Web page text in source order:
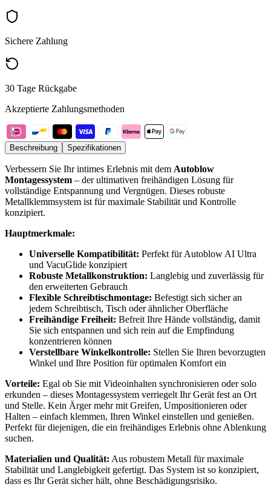
Sichere Zahlung
30 Tage Rückgabe
Akzeptierte Zahlungsmethoden
Beschreibung Spezifikationen
Verbessern Sie Ihr intimes Erlebnis mit dem Autoblow
Montagessystem – der ultimativen freihändigen Lösung für
vollständige Entspannung und Vergnügen. Dieses robuste
Metallklemmsystem ist für maximale Stabilität und Kontrolle
konzipiert.
Hauptmerkmale:
Universelle Kompatibilität: Perfekt für Autoblow AI Ultra
und VacuGlide konzipiert
Robuste Metallkonstruktion: Langlebig und zuverlässig für
den erweiterten Gebrauch
Flexible Schreibtischmontage: Befestigt sich sicher an
jedem Schreibtisch, Tisch oder ähnlicher Oberfläche
Freihändige Freiheit: Befreit Ihre Hände vollständig, damit
Sie sich entspannen und sich rein auf die Empfindung
konzentrieren können
Verstellbare Winkelkontrolle: Stellen Sie Ihren bevorzugten
Winkel und Ihre Position für optimalen Komfort ein
Vorteile: Egal ob Sie mit Videoinhalten synchronisieren oder solo
erkunden – dieses Montagessystem verriegelt Ihr Gerät fest an Ort
und Stelle. Kein Ärger mehr mit Greifen, Umpositionieren oder
Halten – einfach klemmen, Ihren Winkel einstellen und genießen.
Perfekt für diejenigen, die ein freihändiges Erlebnis ohne Ablenkung
suchen.
Materialien und Qualität: Aus robustem Metall für maximale
Stabilität und Langlebigkeit gefertigt. Das System ist so konzipiert,
dass es Ihr Gerät sicher hält, ohne Beschädigungsrisiko.